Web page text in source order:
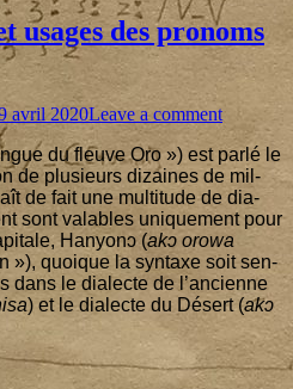
usages des pronoms
avril 2020Leave a commenton
Margoro
formes
et
usages
des
pronoms
du fleuve Oro ») est par­lé le
de plu­sieurs dizaines de mil­
de fait une mul­ti­tude de dia­
sont valables uni­que­ment pour
Hanyonɔ (akɔ oro­wa
»), quoique la syn­taxe soit sen­
dans le dia­lecte de l’an­cienne
) et le dia­lecte du Désert (akɔ